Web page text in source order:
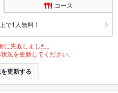
コース
で1人無料！
失敗しました。
況を更新してください。
更新する